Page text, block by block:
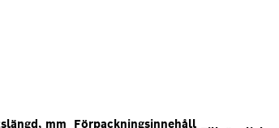
mm Förpackningsinnehåll